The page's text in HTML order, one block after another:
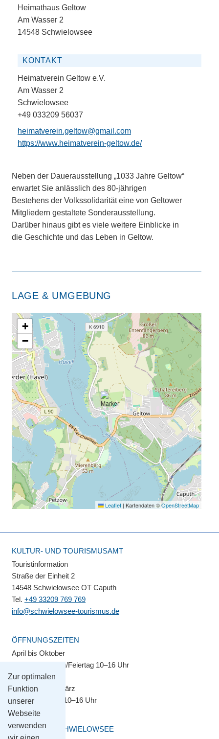
Zur optimalen
Funktion
unserer
Webseite
verwenden
Heimathaus Geltow
Am Wasser 2
14548 Schwielowsee
KONTAKT
Heimatverein Geltow e.V.
Am Wasser 2
Schwielowsee
+49 033209 56037
heimatverein.geltow@gmail.com
https://www.heimatverein-geltow.de/
Neben der Dauerausstellung „1033 Jahre Geltow“
erwartet Sie anlässlich des 80-jährigen
Bestehens der Volkssolidarität eine von Geltower
Mitgliedern gestaltete Sonderausstellung.
Darüber hinaus gibt es viele weitere Einblicke in
die Geschichte und das Leben in Geltow.
LAGE & UMGEBUNG
+
−
Leaflet | Kartendaten ©OpenStreetMap
KULTUR- UND TOURISMUSAMT
Touristinformation
Straße der Einheit 2
14548 Schwielowsee OT Caputh
Tel. +49 33209 769 769
info@schwielowsee-tourismus.de
ÖFFNUNGSZEITEN
April bis Oktober
Montag–Sonntag/Feiertag 10–16 Uhr
November bis März
Montag–Freitag 10–16 Uhr
GEMEINDE SCHWIELOWSEE